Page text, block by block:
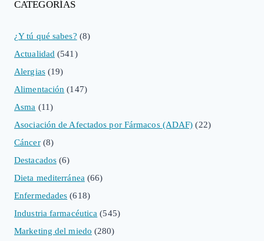
CATEGORÍAS
¿Y tú qué sabes? (8)
Actualidad (541)
Alergias(19)
Alimentación (147)
Asma (11)
Asociación de Afectados por Fármacos (ADAF) (22)
Cáncer(8)
Destacados (6)
Dieta mediterránea (66)
Enfermedades (618)
Industria farmacéutica (545)
Marketing del miedo (280)